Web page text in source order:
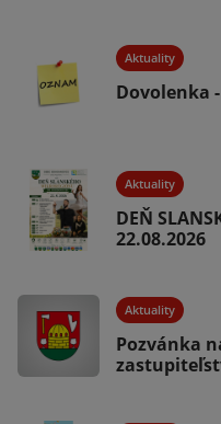
Aktuality
Dovolenka
Aktuality
DEŇ
22.08.2026
Aktuality
Pozvánka